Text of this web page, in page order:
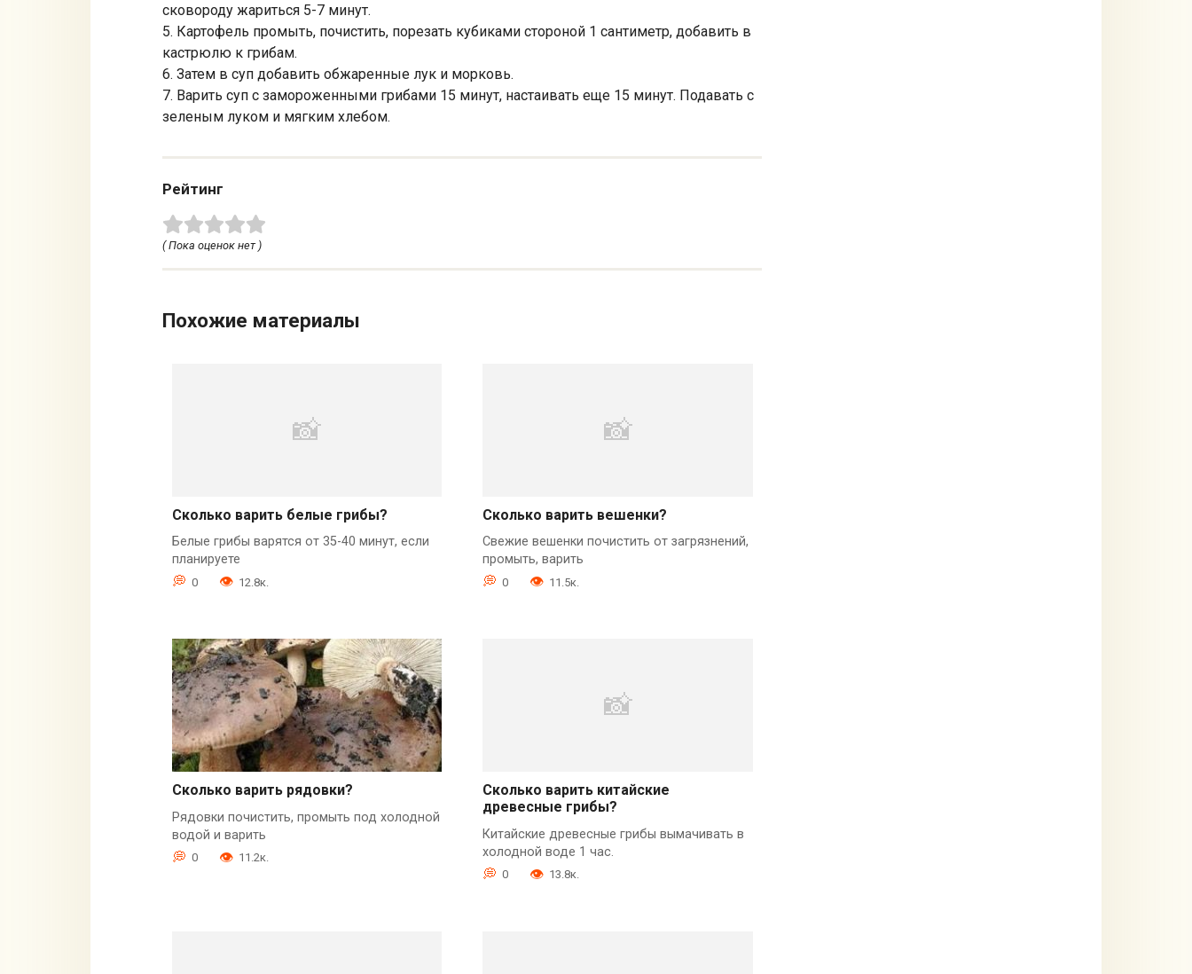
сковороду жариться 5-7 минут.
5. Картофель промыть, почистить, порезать кубиками стороной 1 сантиметр, добавить в
кастрюлю к грибам.
6. Затем в суп добавить обжаренные лук и морковь.
7. Варить суп с замороженными грибами 15 минут, настаивать еще 15 минут. Подавать с
зеленым луком и мягким хлебом.
Рейтинг
( Пока оценок нет )
Похожие материалы
Сколько варить белые грибы?
Белые грибы варятся от 35-40 минут, если
планируете
0 12.8к.
Сколько варить вешенки?
Свежие вешенки почистить от загрязнений,
промыть, варить
0 11.5к.
Сколько варить рядовки?
Рядовки почистить, промыть под холодной
водой и варить
0 11.2к.
Сколько варить китайские
древесные грибы?
Китайские древесные грибы вымачивать в
холодной воде 1 час.
0 13.8к.